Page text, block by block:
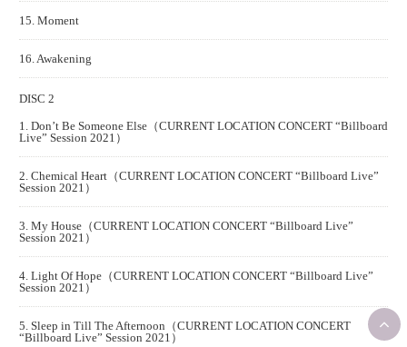
15. Moment
16. Awakening
DISC 2
1. Don’t Be Someone Else（CURRENT LOCATION CONCERT “Billboard
Live” Session 2021）
2. Chemical Heart（CURRENT LOCATION CONCERT “Billboard Live”
Session 2021）
3. My House（CURRENT LOCATION CONCERT “Billboard Live”
Session 2021）
4. Light Of Hope（CURRENT LOCATION CONCERT “Billboard Live”
Session 2021）
5. Sleep in Till The Afternoon（CURRENT LOCATION CONCERT
“Billboard Live” Session 2021）